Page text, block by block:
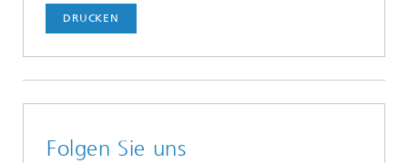
DRUCKEN
Folgen Sie uns